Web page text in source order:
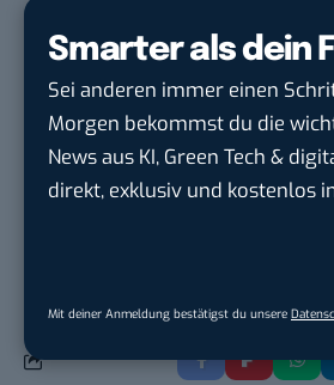
Smarter als dein
Sei anderen immer einen
Morgen bekommst du die
News aus KI, Green Tech &
direkt, exklusiv und kostenlos
Mit deiner Anmeldung bestätigst du unsere
Motor Presse
Stuttgart